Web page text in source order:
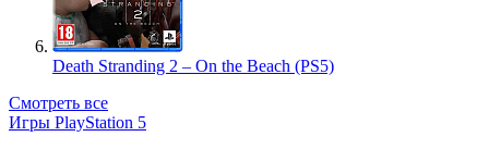
Death Stranding 2 – On the Beach (PS5)
Смотреть все
Игры PlayStation 5